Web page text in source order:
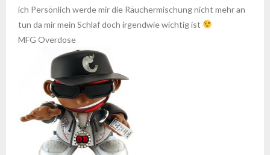
ich Persönlich werde mir die Räuchermischung nicht mehr an
tun da mir mein Schlaf doch irgendwie wichtig ist
MFG Overdose